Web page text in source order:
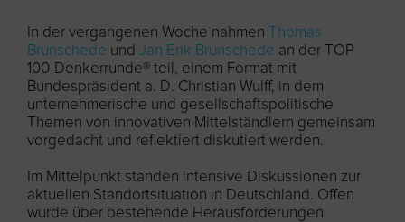
In der vergangenen Woche nahmen
Thomas
Brunschede und Jan Erik Brunschede an der TOP
100-Denkerrunde® teil, einem Format mit
Bundespräsident a. D. Christian Wulff, in dem
unternehmerische und gesellschaftspolitische
Themen von innovativen Mittelständlern gemeinsam
vorgedacht und reflektiert diskutiert werden.
Im Mittelpunkt standen intensive Diskussionen zur
aktuellen Standortsituation in Deutschland. Offen
wurde über bestehende Herausforderungen